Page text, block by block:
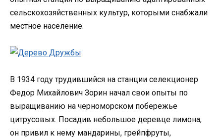
сельскохозяйственных культур, которыми снабжали
местное население.
В 1934 году трудившийся на станции селекционер
Федор Михайлович Зорин начал свои опыты по
выращиванию на черноморском побережье
цитрусовых. Посадив небольшое деревце лимона,
он привил к нему мандарины, грейпфруты,